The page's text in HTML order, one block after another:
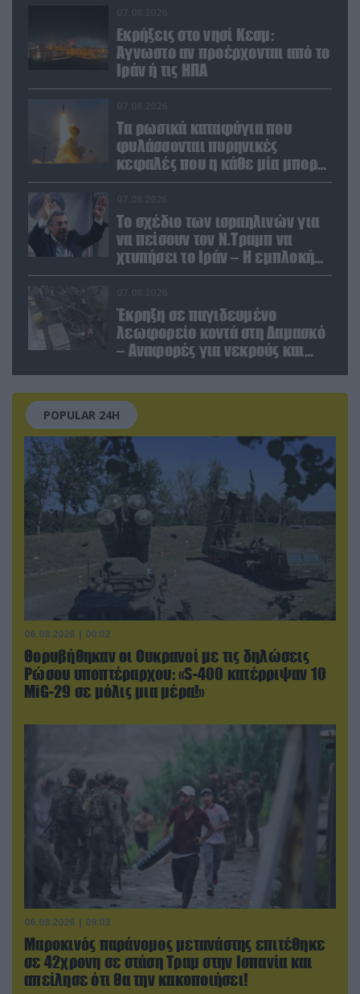
Εκρήξεις στο νησί Κεσμ:
Άγνωστο αν προέρχονται από το
Ιράν ή τις ΗΠΑ
Τα ρωσικά καταφύγια που
φυλάσσονται πυρηνικές
κεφαλές που η κάθε μία μπορεί
να καταστρέψει «μία
Το σχέδιο των ισραηλινών για
να πείσουν τον Ν.Τραμπ να
χτυπήσει το Ιράν – Η εμπλοκή
του Μ.Αχμαντινετζάντ
Έκρηξη σε παγιδευμένο
λεωφορείο κοντά στη Δαμασκό
– Αναφορές για νεκρούς και
POPULAR 24H
06.08.2026 | 00:02
Θορυβήθηκαν οι Ουκρανοί με τις δηλώσεις
Ρώσου υποπτέραρχου: «S-400 κατέρριψαν 10
MiG-29 σε μόλις μια μέρα!»
06.08.2026 | 09:03
Μαροκινός παράνομος μετανάστης επιτέθηκε
σε 42χρονη σε στάση Τραμ στην Ισπανία και
απείλησε ότι θα την κακοποιήσει!